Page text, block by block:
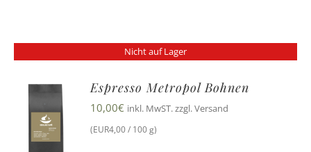
Nicht auf Lager
Espresso Metropol Bohnen
10,00€ inkl. MwST. zzgl. Versand
(EUR4,00 / 100 g)